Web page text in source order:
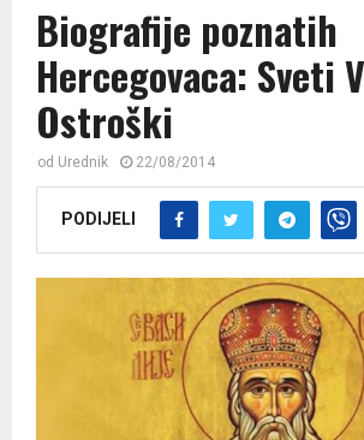
Biografije poznatih
Hercegovaca: Sveti
Ostroški
od Urednik 22/08/2014
PODIJELI